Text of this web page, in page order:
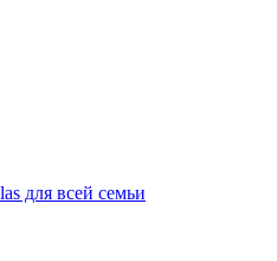
для всей семьи